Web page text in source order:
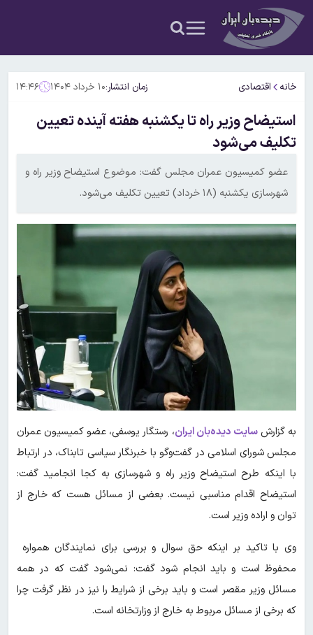
خانه اقتصادی زمان انتشار:۱۰ خرداد ۱۴۰۴ ۱۴:۴۶
استیضاح وزیر راه تا یکشنبه هفته آینده تعیین
تکلیف می‌شود
عضو کمیسیون عمران مجلس گفت: موضوع استیضاح وزیر راه و
شهرسازی یکشنبه (۱۸ خرداد) تعیین تکلیف می‌شود.
به گزارشسایت دیده‌بان ایران، رستگار یوسفی، عضو کمیسیون عمران
مجلس شورای اسلامی در گفت‌و‌گو با خبرنگار سیاسی تابناک، در ارتباط
با اینکه طرح استیضاح وزیر راه و شهرسازی به کجا انجامید گفت:
استیضاح اقدام مناسبی نیست. بعضی از مسائل هست که خارج از
توان و اراده وزیر است.
وی با تاکید بر اینکه حق سوال و بررسی برای نمایندگان همواره
محفوظ است و باید انجام شود گفت: نمی‌شود گفت که در همه
مسائل وزیر مقصر است و باید برخی از شرایط را نیز در نظر گرفت چرا
که برخی از مسائل مربوط به خارج از وزارتخانه است.